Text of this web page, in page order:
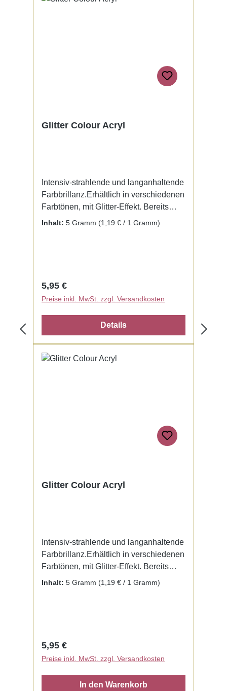
Glitter Colour Acryl
Intensiv-strahlende und langanhaltende
Farbbrillanz.Erhältlich in verschiedenen
Farbtönen, mit Glitter-Effekt. Bereits
fertig zur Benutzung mit Liquid. Kein
Inhalt: 5 Gramm (1,19 € / 1 Gramm)
Regulärer Preis:
5,95 €
Preise inkl. MwSt. zzgl. Versandkosten
Details
Glitter Colour Acryl
Intensiv-strahlende und langanhaltende
Farbbrillanz.Erhältlich in verschiedenen
Farbtönen, mit Glitter-Effekt. Bereits
fertig zur Benutzung mit Liquid. Kein
Inhalt: 5 Gramm (1,19 € / 1 Gramm)
Regulärer Preis:
5,95 €
Preise inkl. MwSt. zzgl. Versandkosten
In den Warenkorb